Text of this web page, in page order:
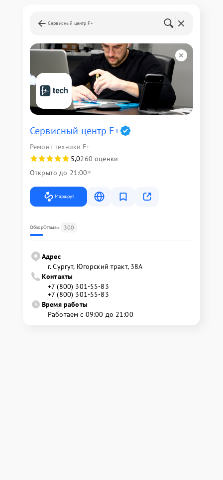
Сервисный центр F+
Сервисный центр F+
Ремонт техники F+
5,0260 оценки
Открыто до 21:00
Маршрут
ОбзорОтзывы 300
Адрес
г. Сургут, Югорский тракт, 38А
Контакты
+7 (800) 301-55-83
+7 (800) 301-55-83
Время работы
Работаем с 09:00 до 21:00